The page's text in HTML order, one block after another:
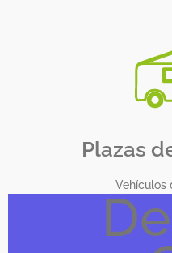
Plazas
Vehículos